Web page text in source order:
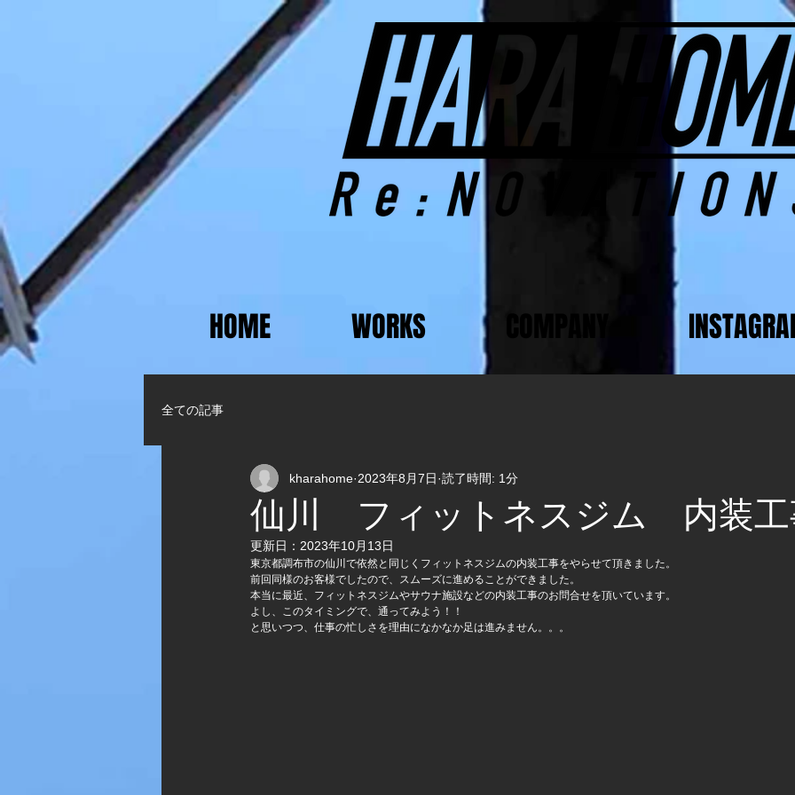
HOME WORKS
全ての記事
仙川 フィットネスジム 内装工
kharahome 2023年8月7日 読了時間: 1分
更新日： 2023年10月13日
東京都調布市の仙川で依然と同じくフィットネスジムの内装工事をやらせて頂きました。
前回同様のお客様でしたので、スムーズに進めることができました。
本当に最近、フィットネスジムやサウナ施設などの内装工事のお問合せを頂いています。
よし、このタイミングで、通ってみよう！！
と思いつつ、仕事の忙しさを理由になかなか足は進みません。。。